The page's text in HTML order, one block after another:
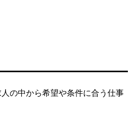
の中から希望や条件に合う仕事